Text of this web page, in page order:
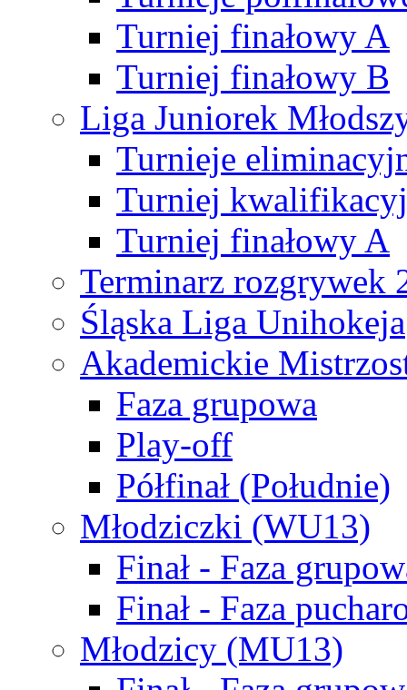
Turniej finałowy A
Turniej finałowy B
Liga Juniorek
Turnieje
Turniej
Turniej finałowy A
Terminarz rozgrywek
Śląska Liga Unihokeja
Akademickie
Faza grupowa
Play-off
Półfinał (Południe)
Młodziczki (WU13)
Finał - Faza
Finał - Faza
Młodzicy (MU13)